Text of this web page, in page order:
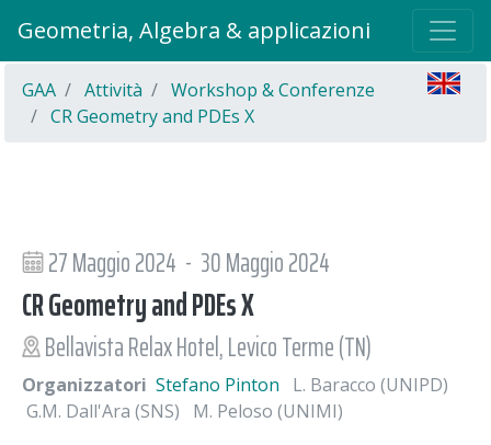
Geometria, Algebra & applicazioni
GAA Attività
Workshop & Conferenze
CR Geometry and PDEs X
27 Maggio 2024 - 30 Maggio 2024
CR Geometry and PDEs X
Bellavista Relax Hotel, Levico Terme (TN)
Organizzatori Stefano Pinton
L. Baracco (UNIPD)
G.M. Dall'Ara (SNS)
M. Peloso (UNIMI)